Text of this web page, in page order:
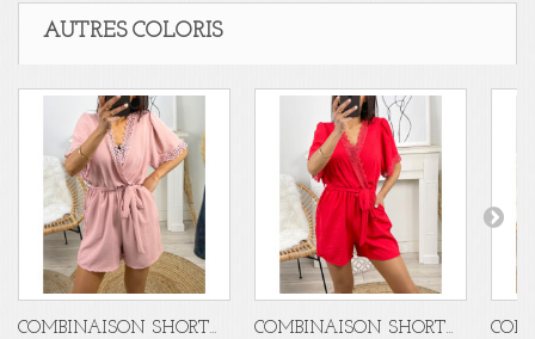
AUTRES COLORIS
COMBINAISON SHORT...
COMBINAISON SHORT...